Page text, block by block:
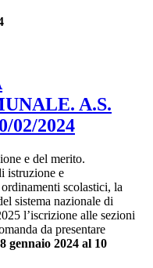
A.S.
02/2024
e del merito.
istruzione e
scolastici, la
sistema nazionale di
l’iscrizione alle sezioni
da presentare
gennaio 2024 al 10